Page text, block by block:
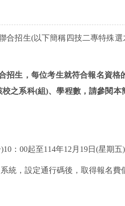
合招生(以下簡稱四技二專特殊
生，每位考生就符合報名資
校之系科(組)、學程數，請參閱本
)10 ： 00起至114年12 月 19日 (星期五
統，設定通行碼後，取得報名費